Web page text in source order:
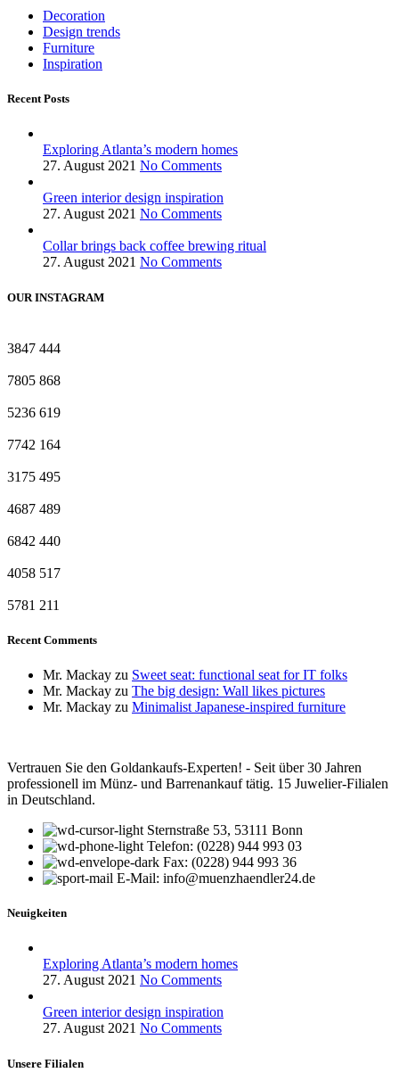
Decoration
Design trends
Furniture
Inspiration
Recent Posts
Exploring Atlanta’s modern homes
27. August 2021 No Comments
Green interior design inspiration
27. August 2021 No Comments
Collar brings back coffee brewing ritual
27. August 2021 No Comments
OUR INSTAGRAM
3847 444
7805 868
5236 619
7742 164
3175 495
4687 489
6842 440
4058 517
5781 211
Recent Comments
Mr. Mackay zu Sweet seat: functional seat for IT folks
Mr. Mackay zu The big design: Wall likes pictures
Mr. Mackay zu Minimalist Japanese-inspired furniture
Vertrauen Sie den Goldankaufs-Experten! - Seit über 30 Jahren
professionell im Münz- und Barrenankauf tätig. 15 Juwelier-Filialen
in Deutschland.
Sternstraße 53, 53111 Bonn
Telefon: (0228) 944 993 03
Fax: (0228) 944 993 36
E-Mail: info@muenzhaendler24.de
Neuigkeiten
Exploring Atlanta’s modern homes
27. August 2021 No Comments
Green interior design inspiration
27. August 2021 No Comments
Unsere Filialen